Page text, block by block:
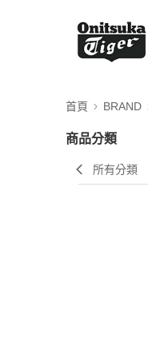
首頁 BRAND
商品分類
所有分類